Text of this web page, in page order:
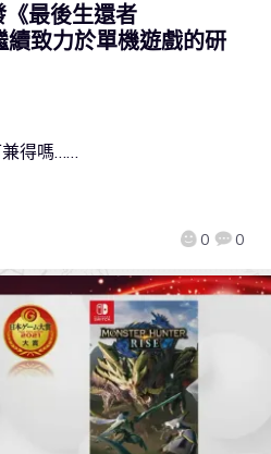
最後生還者
致力於單機遊戲的研
0 0
得嗎……